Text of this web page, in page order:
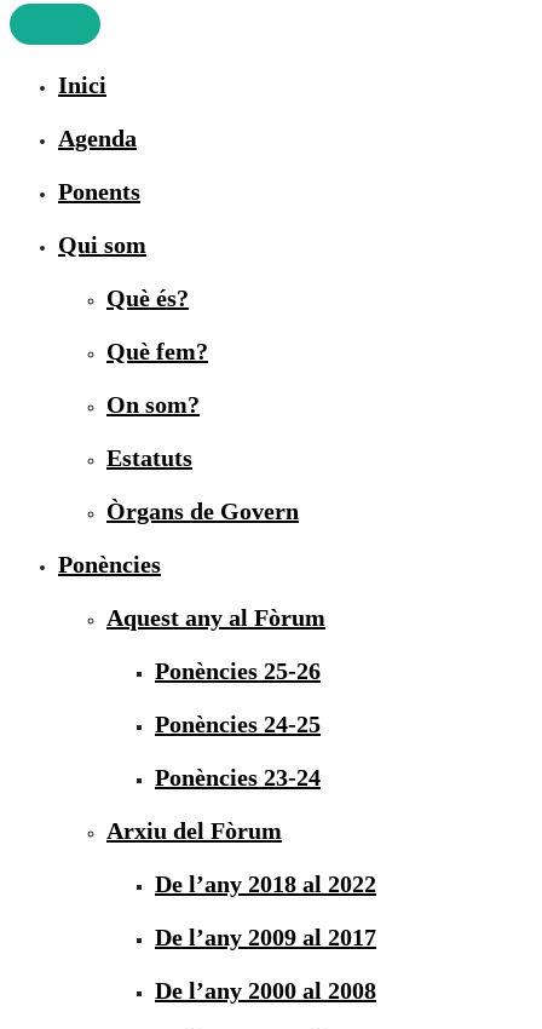
Inici
Agenda
Ponents
Qui som
Què és?
Què fem?
On som?
Estatuts
Òrgans de Govern
Ponències
Aquest any al Fòrum
Ponències 25-26
Ponències 24-25
Ponències 23-24
Arxiu del Fòrum
De l’any 2018 al 2022
De l’any 2009 al 2017
De l’any 2000 al 2008